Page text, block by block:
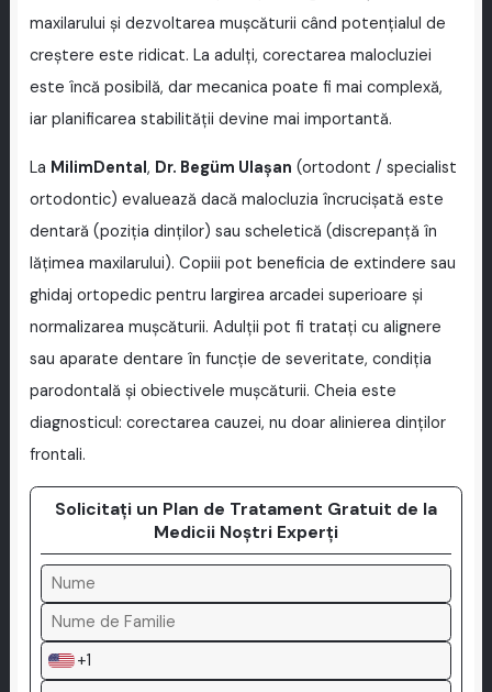
maxilarului și dezvoltarea mușcăturii când potențialul de
creștere este ridicat. La adulți, corectarea malocluziei
este încă posibilă, dar mecanica poate fi mai complexă,
iar planificarea stabilității devine mai importantă.
La MilimDental, Dr. Begüm Ulaşan (ortodont / specialist
ortodontic) evaluează dacă malocluzia încrucişată este
dentară (poziția dinților) sau scheletică (discrepanță în
lățimea maxilarului). Copiii pot beneficia de extindere sau
ghidaj ortopedic pentru largirea arcadei superioare și
normalizarea mușcăturii. Adulții pot fi tratați cu alignere
sau aparate dentare în funcție de severitate, condiția
parodontală și obiectivele mușcăturii. Cheia este
diagnosticul: corectarea cauzei, nu doar alinierea dinților
frontali.
Solicitați un Plan de Tratament Gratuit de la
Medicii Noștri Experți
+1